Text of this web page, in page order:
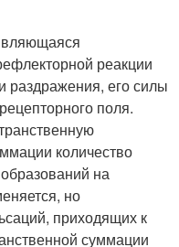
реакции
раздражения, его силы
поля.
количество
на
но
приходящих к
суммации